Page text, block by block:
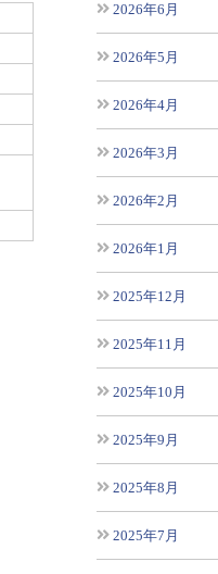
2026年6月
2026年5月
2026年4月
2026年3月
2026年2月
2026年1月
2025年12月
2025年11月
2025年10月
2025年9月
2025年8月
2025年7月